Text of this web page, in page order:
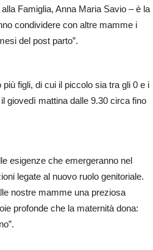
Famiglia, Anna Maria Savio – è la
condividere con altre mamme i
del post parto”.
figli, di cui il piccolo sia tra gli 0 e i
giovedì mattina dalle 9.30 circa fino
esigenze che emergeranno nel
legate al nuovo ruolo genitoriale.
nostre mamme una preziosa
profonde che la maternità dona: